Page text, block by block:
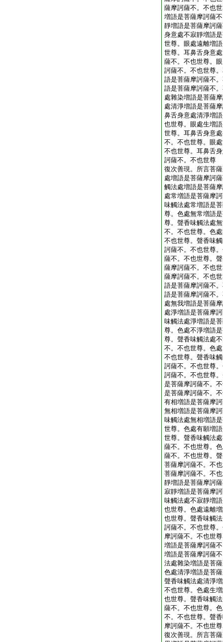
薩摩訶薩不。不也
増語是菩薩摩訶薩
靜増語是菩薩摩訶
身意處不寂靜増語
世尊。眼處遠離増
世尊。耳鼻舌身意
薩不。不也世尊。
訶薩不。不也世尊
語是菩薩摩訶薩不
語是菩薩摩訶薩不
處雜染増語是菩薩
處清淨増語是菩薩
鼻舌身意處清淨増
也世尊。眼處生増
世尊。耳鼻舌身意
不。不也世尊。眼
不也世尊。耳鼻舌
訶薩不。不也世尊
復次善現。所言菩
處増語是菩薩摩訶
觸法處増語是菩薩
處常増語是菩薩摩
味觸法處常増語是
尊。色處無常増語
尊。聲香味觸法處
不。不也世尊。色
不也世尊。聲香味
訶薩不。不也世尊
薩不。不也世尊。
薩摩訶薩不。不也
薩摩訶薩不。不也
語是菩薩摩訶薩不
語是菩薩摩訶薩不
處無我増語是菩薩
處淨増語是菩薩摩
味觸法處淨増語是
尊。色處不淨増語
尊。聲香味觸法處
不。不也世尊。色
不也世尊。聲香味
訶薩不。不也世尊
訶薩不。不也世尊
是菩薩摩訶薩不。
是菩薩摩訶薩不。
有相増語是菩薩摩
無相増語是菩薩摩
味觸法處無相増語
世尊。色處有願増
世尊。聲香味觸法
薩不。不也世尊。
薩不。不也世尊。
菩薩摩訶薩不。不
菩薩摩訶薩不。不
靜増語是菩薩摩訶
寂靜増語是菩薩摩
味觸法處不寂靜増
也世尊。色處遠離
也世尊。聲香味觸
訶薩不。不也世尊
摩訶薩不。不也世
増語是菩薩摩訶薩
増語是菩薩摩訶薩
法處雜染増語是菩
色處清淨増語是菩
聲香味觸法處清淨
不也世尊。色處生
也世尊。聲香味觸
薩不。不也世尊。
不。不也世尊。聲
摩訶薩不。不也世尊
復次善現。所言菩